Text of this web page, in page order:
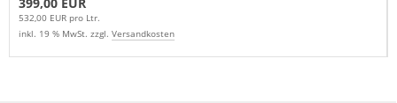
532,00 EUR pro Ltr.
inkl. 19 % MwSt. zzgl. Versandkosten